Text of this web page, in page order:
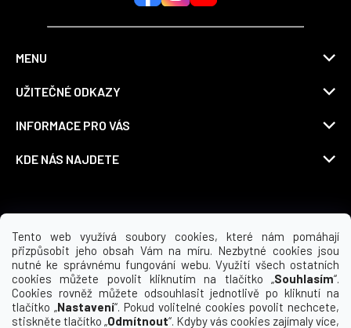
Tento web využívá soubory cookies, které nám pomáhají
přizpůsobit jeho obsah Vám na míru. Nezbytné cookies jsou
nutné ke správnému fungování webu. Využití všech ostatních
cookies můžete povolit kliknutím na tlačítko „Souhlasím“.
Cookies rovněž můžete odsouhlasit jednotlivě po kliknutí na
tlačítko „Nastavení“. Pokud volitelné cookies povolit nechcete,
stiskněte tlačítko „Odmítnout“. Kdyby vás cookies zajímaly více,
MENU
UŽITEČNÉ ODKAZY
INFORMACE PRO VÁS
KDE NÁS NAJDETE
Možnosti dopravy